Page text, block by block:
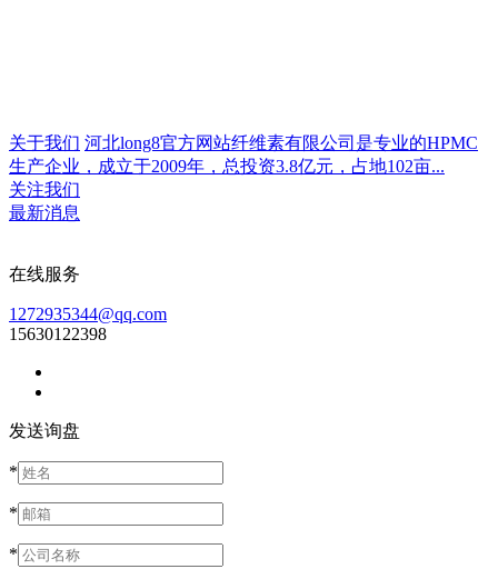
关于我们 河北long8官方网站纤维素有限公司是专业的HPMC
生产企业，成立于2009年，总投资3.8亿元，占地102亩...
关注我们
最新消息
在线服务
1272935344@qq.com
15630122398
发送询盘
*
*
*